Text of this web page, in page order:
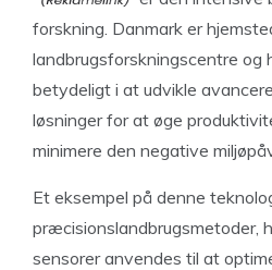
forskning. Danmark er
landbrugsforskningscentre og
betydeligt i at udvikle
løsninger for at øge
minimere den negative
Et eksempel på denne
præcisionslandbrugsmetoder,
sensorer anvendes til at